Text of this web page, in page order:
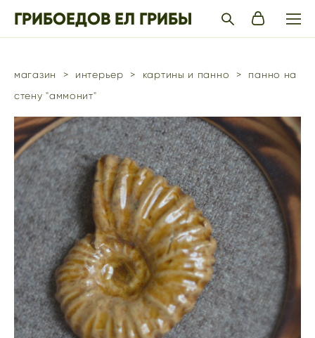
ГРИБОЕДОВ ЕЛ ГРИБЫ
магазин > интерьер > картины и панно >
панно на
стену "аммонит"